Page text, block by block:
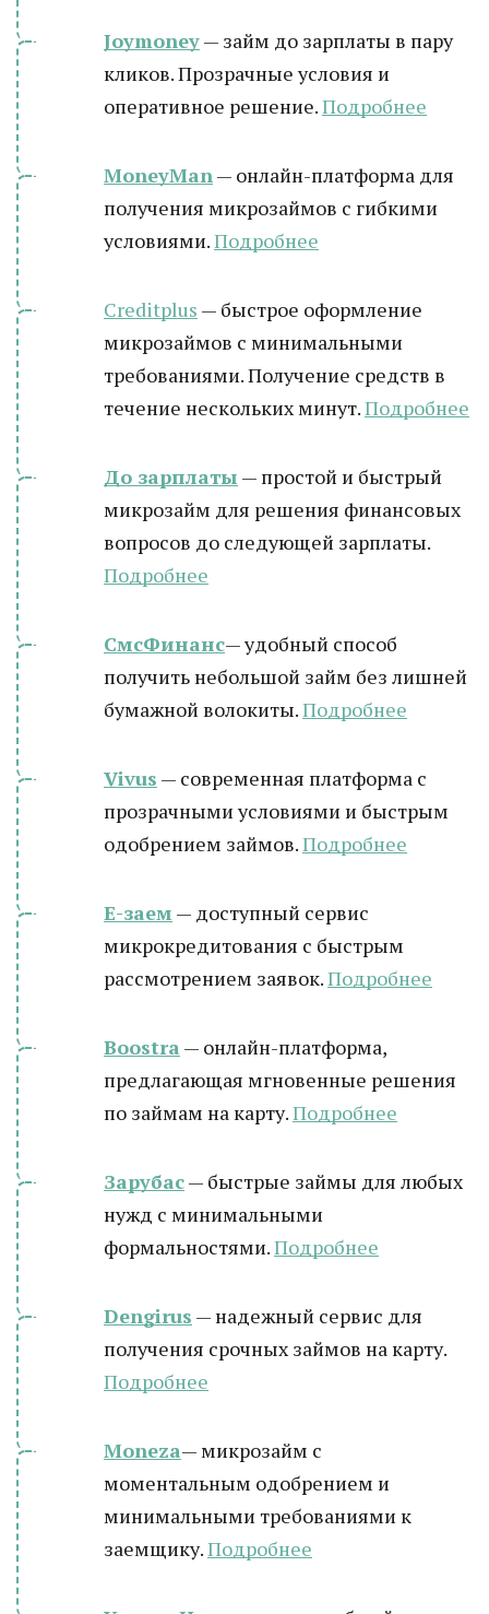
Joymoney— займ до зарплаты в пару
кликов. Прозрачные условия и
оперативное решение.Подробнее
MoneyMan— онлайн-платформа для
получения микрозаймов с гибкими
условиями.Подробнее
Creditplus — быстрое оформление
микрозаймов с минимальными
требованиями. Получение средств в
течение нескольких минут.Подробнее
До зарплаты — простой и быстрый
микрозайм для решения финансовых
вопросов до следующей зарплаты.
Подробнее
СмсФинанс— удобный способ
получить небольшой займ без лишней
бумажной волокиты.Подробнее
Vivus — современная платформа с
прозрачными условиями и быстрым
одобрением займов.Подробнее
Е-заем — доступный сервис
микрокредитования с быстрым
рассмотрением заявок.Подробнее
Boostra — онлайн-платформа,
предлагающая мгновенные решения
по займам на карту.Подробнее
Зарубас— быстрые займы для любых
нужд с минимальными
формальностями.Подробнее
Dengirus — надежный сервис для
получения срочных займов на карту.
Подробнее
Moneza— микрозайм с
моментальным одобрением и
минимальными требованиями к
заемщику.Подробнее